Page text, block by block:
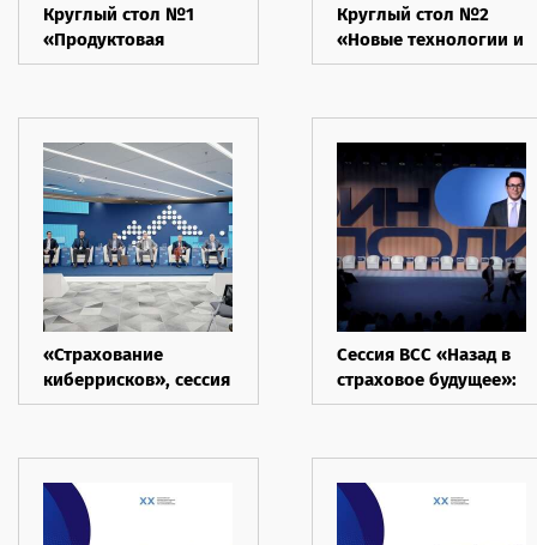
Круглый стол №1
«Продуктовая
революция, кто за
Круглый стол №2
«Новые технологии и
новые кадры»
«Страхование
киберрисков», сессия
при поддержке РСА и
форуме
«Кибербезопасность
в финансах».
Сессия ВСС «Назад в
страховое будущее»:
технологии
остаются, Финополис
2025